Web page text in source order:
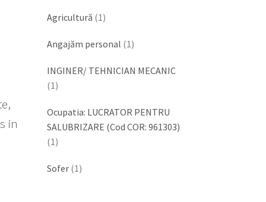
in
Agricultură (1)
Angajăm personal (1)
INGINER/ TEHNICIAN MECANIC
(1)
Ocupatia: LUCRATOR PENTRU
SALUBRIZARE (Cod COR: 961303)
(1)
Sofer (1)